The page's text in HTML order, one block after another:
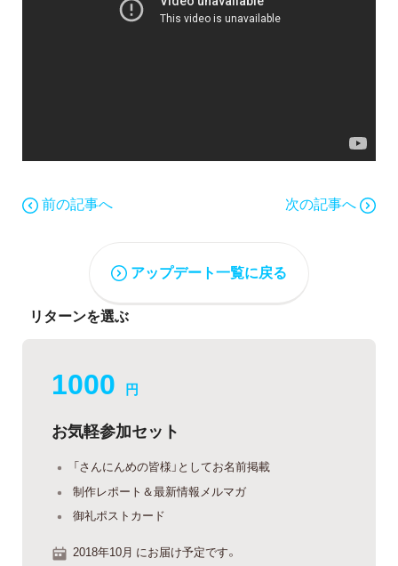
前の記事へ 次の記事へ
アップデート一覧に戻る
リターンを選ぶ
1000 円
お気軽参加セット
「さんにんめの皆様」としてお名前掲載
制作レポート＆最新情報メルマガ
御礼ポストカード
2018年10月 にお届け予定です。